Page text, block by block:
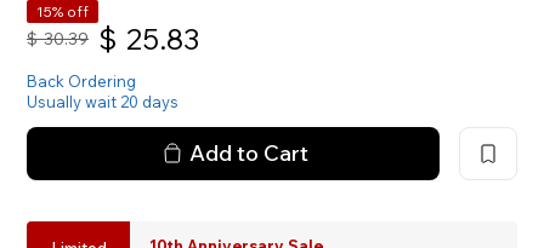
15% off
$ 30.39 $ 25.83
Back Ordering
Usually wait 20 days
Add to Cart